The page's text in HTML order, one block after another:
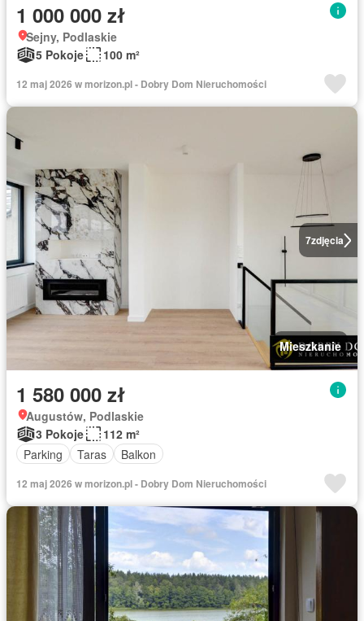
1 000 000 zł
Sejny, Podlaskie
5 Pokoje
100 m²
12 maj 2026 w morizon.pl - Dobry Dom Nieruchomości
7zdjęcia
Mieszkanie
1 580 000 zł
Augustów, Podlaskie
3 Pokoje
112 m²
Parking
Taras Balkon
12 maj 2026 w morizon.pl - Dobry Dom Nieruchomości